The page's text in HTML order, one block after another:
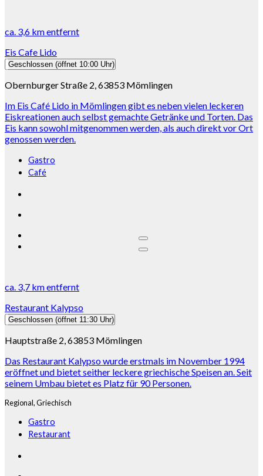
ca. 3,6 kmentfernt
Eis Cafe Lido
Geschlossen (öffnet 10:00 Uhr)
Obernburger Straße 2, 63853 Mömlingen
Im Eis Café Lido in Mömlingen gibt es neben vielen leckeren
Eiskreationen auch selbst gemachte Getränke und Torten. Das
Eis kann sowohl mitgenommen werden, als auch direkt vor Ort
genossen werden.
Gastro
Café
ca. 3,7 kmentfernt
Restaurant Kalypso
Geschlossen (öffnet 11:30 Uhr)
Hauptstraße 2, 63853 Mömlingen
Das Restaurant Kalypso wurde erstmals im November 1994
eröffnet und bietet seither leckere griechische Speisen an. Seit
seinem Umbau bietet es Platz für 90 Personen.
Regional,Griechisch
Gastro
Restaurant